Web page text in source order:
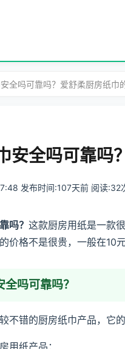
全吗可靠吗？爱舒柔厨房纸巾
安全吗可靠吗
发布时间:107天前 阅读:32
吗？ 这款厨房用纸是一款
价格不是很贵，一般在10
吗可靠吗？
不错的厨房纸巾产品，它